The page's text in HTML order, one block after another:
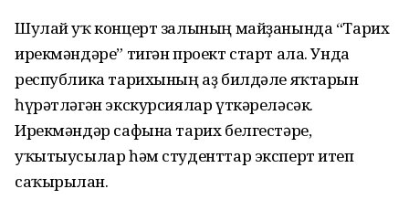
Шулай уҡ концерт залының майҙанында “Тарих
ирекмәндәре” тигән проект старт ала. Унда
республика тарихының аҙ билдәле яҡтарын
һүрәтләгән экскурсиялар үткәреләсәк.
Ирекмәндәр сафына тарих белгестәре,
уҡытыусылар һәм студенттар эксперт итеп
саҡырылған.